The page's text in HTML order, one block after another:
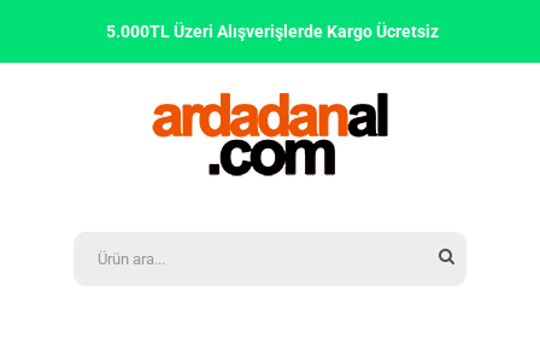
5.000TL Üzeri Alışverişlerde Kargo Ücretsiz